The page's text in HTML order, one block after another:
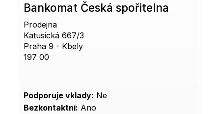
Bankomat Česká spořitelna
Prodejna
Katusická 667/3
Praha 9 - Kbely
197 00
Podporuje vklady: Ne
Bezkontaktní: Ano